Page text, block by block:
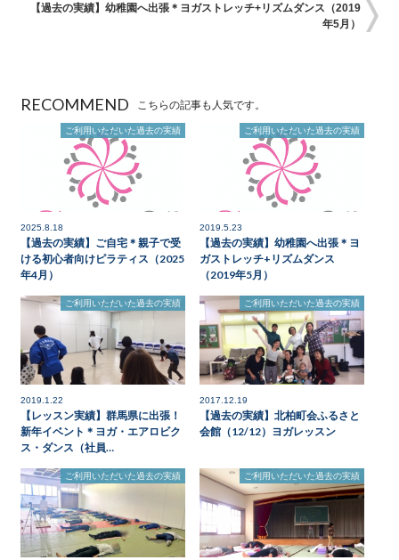
【過去の実績】幼稚園へ出張＊ヨガストレッチ+リズムダンス（2019
年5月）
RECOMMEND こちらの記事も人気です。
ご利用いただいた過去の実績
2025.8.18
【過去の実績】ご自宅＊親子で受
ける初心者向けピラティス（2025
年4月）
ご利用いただいた過去の実績
2019.5.23
【過去の実績】幼稚園へ出張＊ヨ
ガストレッチ+リズムダンス
（2019年5月）
ご利用いただいた過去の実績
2019.1.22
【レッスン実績】群馬県に出張！
新年イベント＊ヨガ・エアロビク
ス・ダンス（社員…
ご利用いただいた過去の実績
2017.12.19
【過去の実績】北柏町会ふるさと
会館（12/12）ヨガレッスン
ご利用いただいた過去の実績 ご利用いただいた過去の実績